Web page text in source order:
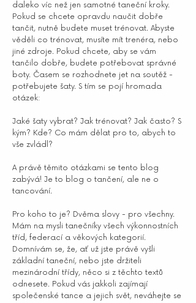
daleko víc než jen samotné taneční kroky.
Pokud se chcete opravdu naučit dobře
tančit, nutně budete muset trénovat. Abyste
věděli co trénovat, musíte mít trenéra, nebo
jiné zdroje. Pokud chcete, aby se vám
tančilo dobře, budete potřebovat správné
boty. Časem se rozhodnete jet na soutěž -
potřebujete šaty. S tím se pojí hromada
otázek:
Jaké šaty vybrat? Jak trénovat? Jak často? S
kým? Kde? Co mám dělat pro to, abych to
vše zvládl?
A právě těmito otázkami se tento blog
zabývá! Je to blog o tančení, ale ne o
tancování.
Pro koho to je? Dvěma slovy - pro všechny.
Mám na mysli tanečníky všech výkonnostních
tříd, federací a věkových kategorií.
Domnívám se, že, ať už jste právě vyšli
základní taneční, nebo jste držiteli
mezinárodní třídy, něco si z těchto textů
odnesete. Pokud vás jakkoli zajímají
společenské tance a jejich svět, neváhejte se